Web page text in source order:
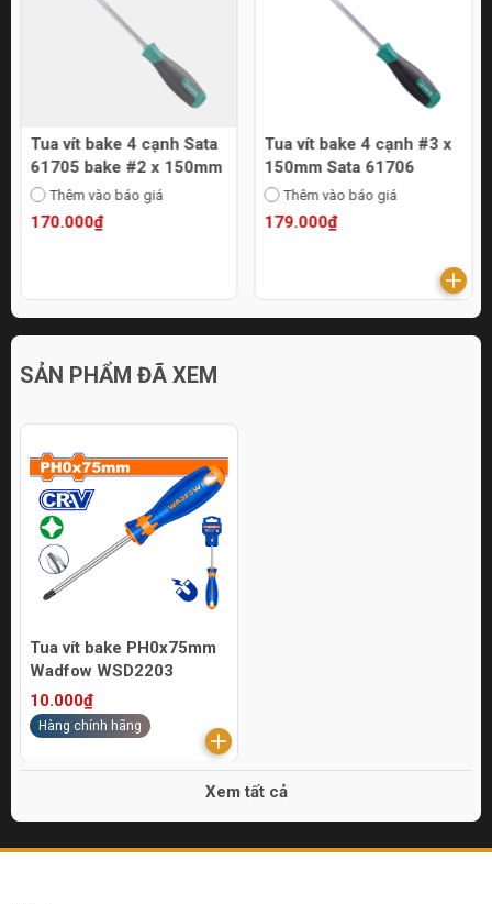
Tua vít bake 4 cạnh Sata
61705 bake #2 x 150mm
Thêm vào báo giá
170.000₫
Tua vít bake 4 cạnh #3 x
150mm Sata 61706
Thêm vào báo giá
179.000₫
SẢN PHẨM ĐÃ XEM
Tua vít bake PH0x75mm
Wadfow WSD2203
10.000₫
Hàng chính hãng
Xem tất cả